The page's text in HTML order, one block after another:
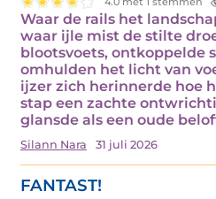
Waar de rails het
waar ijle mist de stilte
blootsvoets, ontkoppelde
omhulden het licht van
ijzer zich herinnerde hoe
stap een zachte
glansde als een oude
Silann Nara 31 juli 2026
FANTAST!